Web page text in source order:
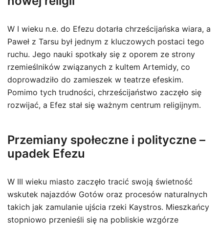
W I wieku n.e. do Efezu dotarła chrześcijańska wiara, a
Paweł z Tarsu był jednym z kluczowych postaci tego
ruchu. Jego nauki spotkały się z oporem ze strony
rzemieślników związanych z kultem Artemidy, co
doprowadziło do zamieszek w teatrze efeskim.
Pomimo tych trudności, chrześcijaństwo zaczęło się
rozwijać, a Efez stał się ważnym centrum religijnym.
Przemiany społeczne i polityczne –
upadek Efezu
W III wieku miasto zaczęło tracić swoją świetność
wskutek najazdów Gotów oraz procesów naturalnych
takich jak zamulanie ujścia rzeki Kaystros. Mieszkańcy
stopniowo przenieśli się na pobliskie wzgórze